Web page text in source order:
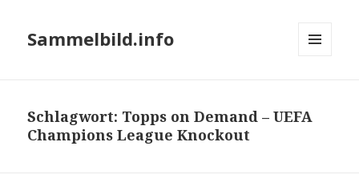
Sammelbild.info
Schlagwort: Topps on Demand – UEFA
Champions League Knockout